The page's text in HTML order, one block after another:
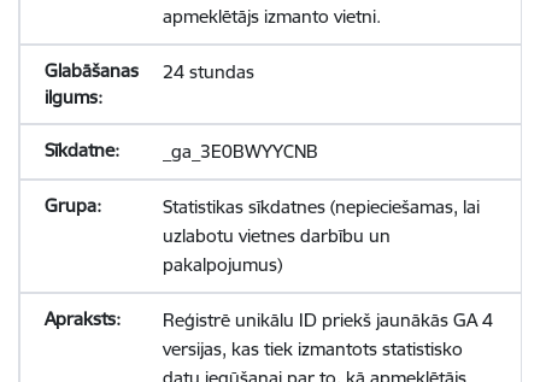
apmeklētājs izmanto vietni.
24 stundas
_ga_3E0BWYYCNB
Statistikas sīkdatnes (nepieciešamas, lai
uzlabotu vietnes darbību un
pakalpojumus)
Reģistrē unikālu ID priekš jaunākās GA 4
versijas, kas tiek izmantots statistisko